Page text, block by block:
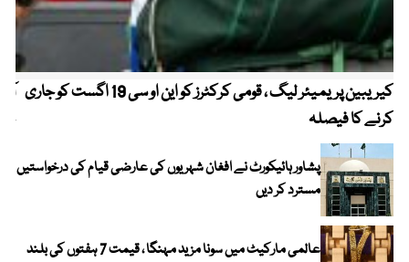
کیریبین پریمیئر لیگ ، قومی کرکٹرز کو این او سی 19 اگست کو جاری
کرنے کا فیصلہ
پشاور ہائیکورٹ نے افغان شہریوں کی عارضی قیام کی درخواستیں
مسترد کر دیں
عالمی مارکیٹ میں سونا مزید مہنگا ، قیمت 7 ہفتوں کی بلند